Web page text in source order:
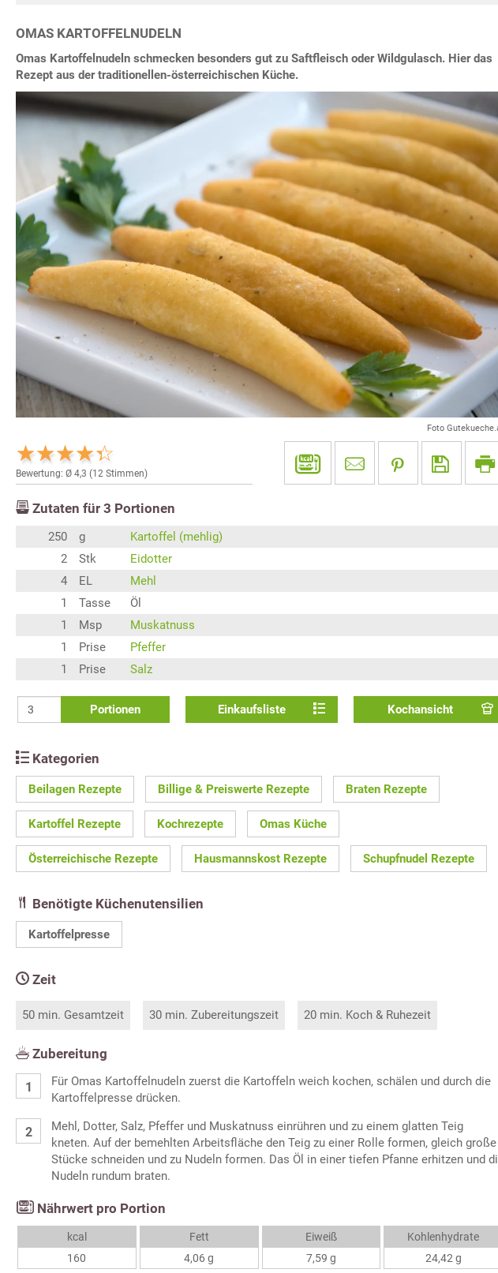
OMAS KARTOFFELNUDELN
Omas Kartoffelnudeln schmecken besonders gut zu Saftfleisch oder Wildgulasch. Hier das
Rezept aus der traditionellen-österreichischen Küche.
Foto
Bewertung: Ø 4,3 (12 Stimmen)
Zutaten für 3 Portionen
250 g
Kartoffel (mehlig)
2
Stk
Eidotter
4
EL
Mehl
1
Tasse
Öl
1
Msp
Muskatnuss
1
Prise
Pfeffer
1
Prise Salz
Portionen Einkaufsliste Kochansicht
Kategorien
Beilagen Rezepte Billige & Preiswerte Rezepte Braten Rezepte
Kartoffel Rezepte Kochrezepte Omas Küche
Österreichische Rezepte Hausmannskost Rezepte Schupfnudel Rezepte
Benötigte Küchenutensilien
Kartoffelpresse
Zeit
50 min. Gesamtzeit 30 min. Zubereitungszeit 20 min. Koch & Ruhezeit
Zubereitung
Für Omas Kartoffelnudeln zuerst die Kartoffeln weich kochen, schälen und durch die
Kartoffelpresse drücken.
Mehl, Dotter, Salz, Pfeffer und Muskatnuss einrühren und zu einem glatten Teig
kneten. Auf der bemehlten Arbeitsfläche den Teig zu einer Rolle formen, gleich große
Stücke schneiden und zu Nudeln formen. Das Öl in einer tiefen Pfanne erhitzen und
Nudeln rundum braten.
Nährwert pro Portion
kcal
160
Fett
4,06 g
Eiweiß
7,59 g
Kohlenhydrate
24,42 g